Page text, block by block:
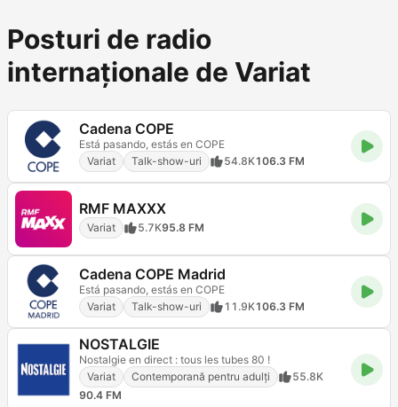
Posturi de radio
internaționale de Variat
Cadena COPE
Está pasando, estás en COPE
Variat
Talk-show-uri 54.8K106.3 FM
RMF MAXXX
Variat 5.7K95.8 FM
Cadena COPE Madrid
Está pasando, estás en COPE
Variat
Talk-show-uri 11.9K106.3 FM
NOSTALGIE
Nostalgie en direct : tous les tubes 80 !
Variat
Contemporană pentru adulți
55.8K
90.4 FM